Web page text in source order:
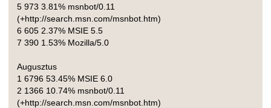
5 973 3.81% msnbot/0.11
(+http://search.msn.com/msnbot.htm)
6 605 2.37% MSIE 5.5
7 390 1.53% Mozilla/5.0
Augusztus
1 6796 53.45% MSIE 6.0
2 1366 10.74% msnbot/0.11
(+http://search.msn.com/msnbot.htm)